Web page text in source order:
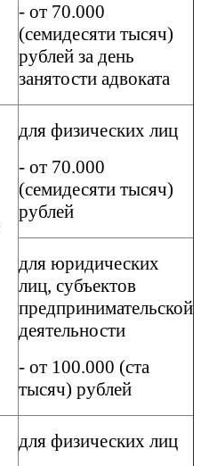
- от 70.000
(семидесяти тысяч)
рублей за день
занятости адвоката
для физических лиц
- от 70.000
(семидесяти тысяч)
рублей
для юридических
лиц, субъектов
предпринимательской
деятельности
- от 100.000 (ста
тысяч) рублей
для физических лиц